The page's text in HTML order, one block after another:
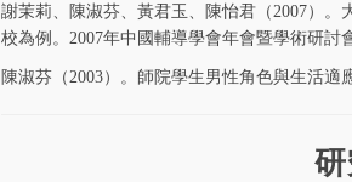
謝茉莉、陳淑芬、黃君玉、陳怡君（2007）
校為例。2007年中國輔導學會年會暨學術研討
陳淑芬（2003）。師院學生男性角色與生活適